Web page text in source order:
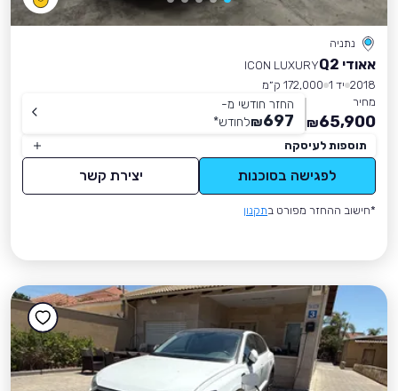
נתניה
אאודי Q2
ICON LUXURY
2018 יד 1
172,000 ק״מ
מחיר
65,900
₪
החזר חודשי מ-
697
₪לחודש*
תוספות לעיסקה
לפגישה בסוכנות יצירת קשר
*חישוב ההחזר מפורט בתקנון